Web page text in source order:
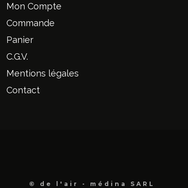
Mon Compte
Commande
Panier
C.G.V.
Mentions légales
Contact
© de l'air - médina SARL